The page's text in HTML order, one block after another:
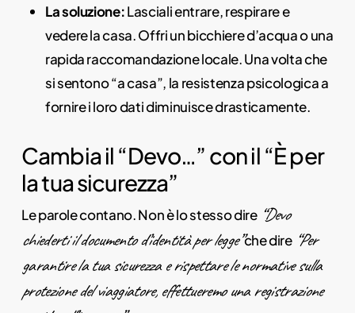
La soluzione:Lasciali entrare, respirare e
vedere la casa. Offri un bicchiere d’acqua o una
rapida raccomandazione locale. Una volta che
si sentono “a casa”, la resistenza psicologica a
fornire i loro dati diminuisce drasticamente.
Cambia il “Devo…” con il “È per
la tua sicurezza”
Le parole contano. Non è lo stesso dire “Devo
chiederti il documento d’identità per legge”che dire “Per
garantire la tua sicurezza e rispettare le normative sulla
protezione del viaggiatore, effettueremo una registrazione